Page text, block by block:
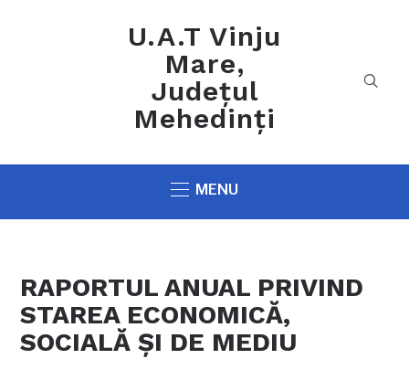
U.A.T Vinju
Mare,
Județul
Mehedinți
MENU
RAPORTUL ANUAL PRIVIND
STAREA ECONOMICĂ,
SOCIALĂ ŞI DE MEDIU